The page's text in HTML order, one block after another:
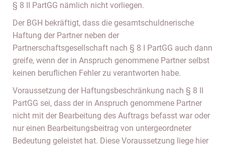
§ 8 II PartGG nämlich nicht vorliegen.
Der BGH bekräftigt, dass die gesamtschuldnerische
Haftung der Partner neben der
Partnerschaftsgesellschaft nach § 8 I PartGG auch dann
greife, wenn der in Anspruch genommene Partner selbst
keinen beruflichen Fehler zu verantworten habe.
Voraussetzung der Haftungsbeschränkung nach § 8 II
PartGG sei, dass der in Anspruch genommene Partner
nicht mit der Bearbeitung des Auftrags befasst war oder
nur einen Bearbeitungsbeitrag von untergeordneter
Bedeutung geleistet hat. Diese Voraussetzung liege hier